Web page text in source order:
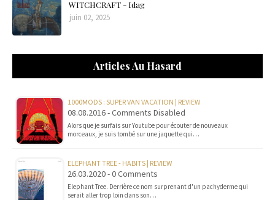
WITCHCRAFT - Idag
juin 02, 2025
Articles Au Hasard
1000MODS : SUPER VAN VACATION | REVIEW
08.08.2016 - Comments Disabled
Alors que je surfais sur Youtube pour écouter de nouveaux
morceaux, je suis tombé sur une jaquette qui…
ELEPHANT TREE - HABITS | REVIEW
26.03.2020 - 0 Comments
Elephant Tree. Derrière ce nom surprenant d'un pachyderme qui
serait aller trop loin dans son…